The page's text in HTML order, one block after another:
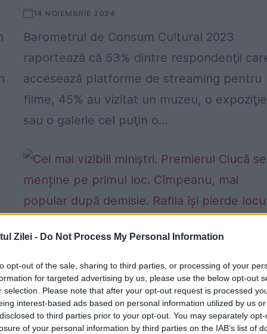
Zilei - Do Not Process My Personal Information
opt-out of the sale, sharing to third parties, or processing of your
for targeted advertising by us, please use the below opt-out
selection. Please note that after your opt-out request is processed
interest-based ads based on personal information utilized by us
to third parties prior to your opt-out. You may separately
of your personal information by third parties on the IAB’s list of
14 NOIEMBRIE 2024
Barometrul de Consum Cultural 2023
raportează că 53% dintre respondenţii
accesează platforme de streaming pentru
filme, 45% au vizitat un muzeu, o expoziţie
sau o galerie cel puţin o...
se menține pe primul loc. Cîmpeanu,
mai popular după demisie. Rafila își
pierde locul din fruntea clasamentului
30 OCTOMBRIE 2022